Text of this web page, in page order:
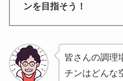
ンを目指そう！
皆さんの調理
チンはどんな